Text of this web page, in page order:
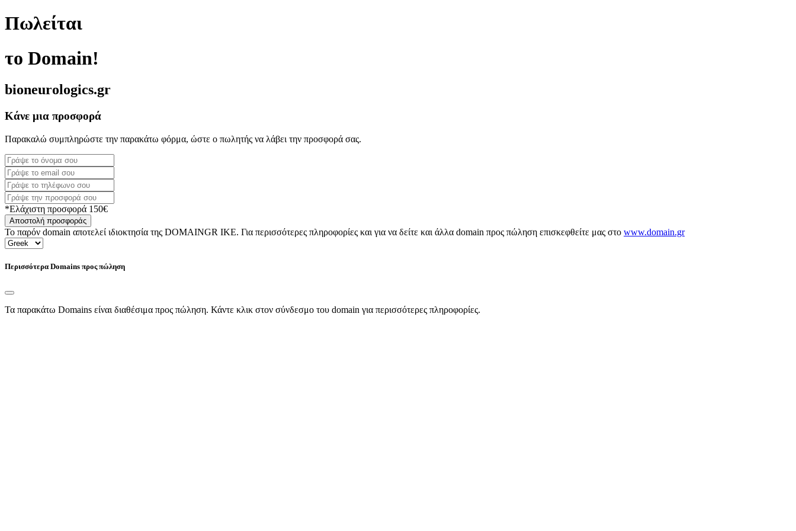
Πωλείται
το Domain!
bioneurologics.gr
Κάνε μια προσφορά
Παρακαλώ συμπληρώστε την παρακάτω φόρμα, ώστε ο πωλητής να λάβει την προσφορά σας.
*Ελάχιστη προσφορά 150€
Αποστολή προσφοράς
Το παρόν domain αποτελεί ιδιοκτησία της DOMAINGR ΙΚΕ. Για περισσότερες πληροφορίες και για να δείτε και άλλα domain προς πώληση επισκεφθείτε μας στο www.domain.gr
Περισσότερα Domains προς πώληση
Τα παρακάτω Domains είναι διαθέσιμα προς πώληση. Κάντε κλικ στον σύνδεσμο του domain για περισσότερες πληροφορίες.